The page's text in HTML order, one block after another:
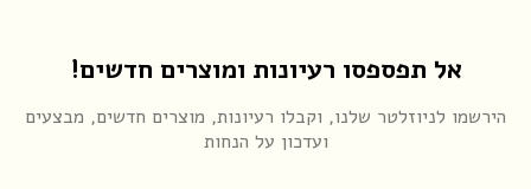
אל תפספסו רעיונות ומוצרים חדשים!
הירשמו לניוזלטר שלנו, וקבלו רעיונות, מוצרים חדשים, מבצעים
ועדכון על הנחות